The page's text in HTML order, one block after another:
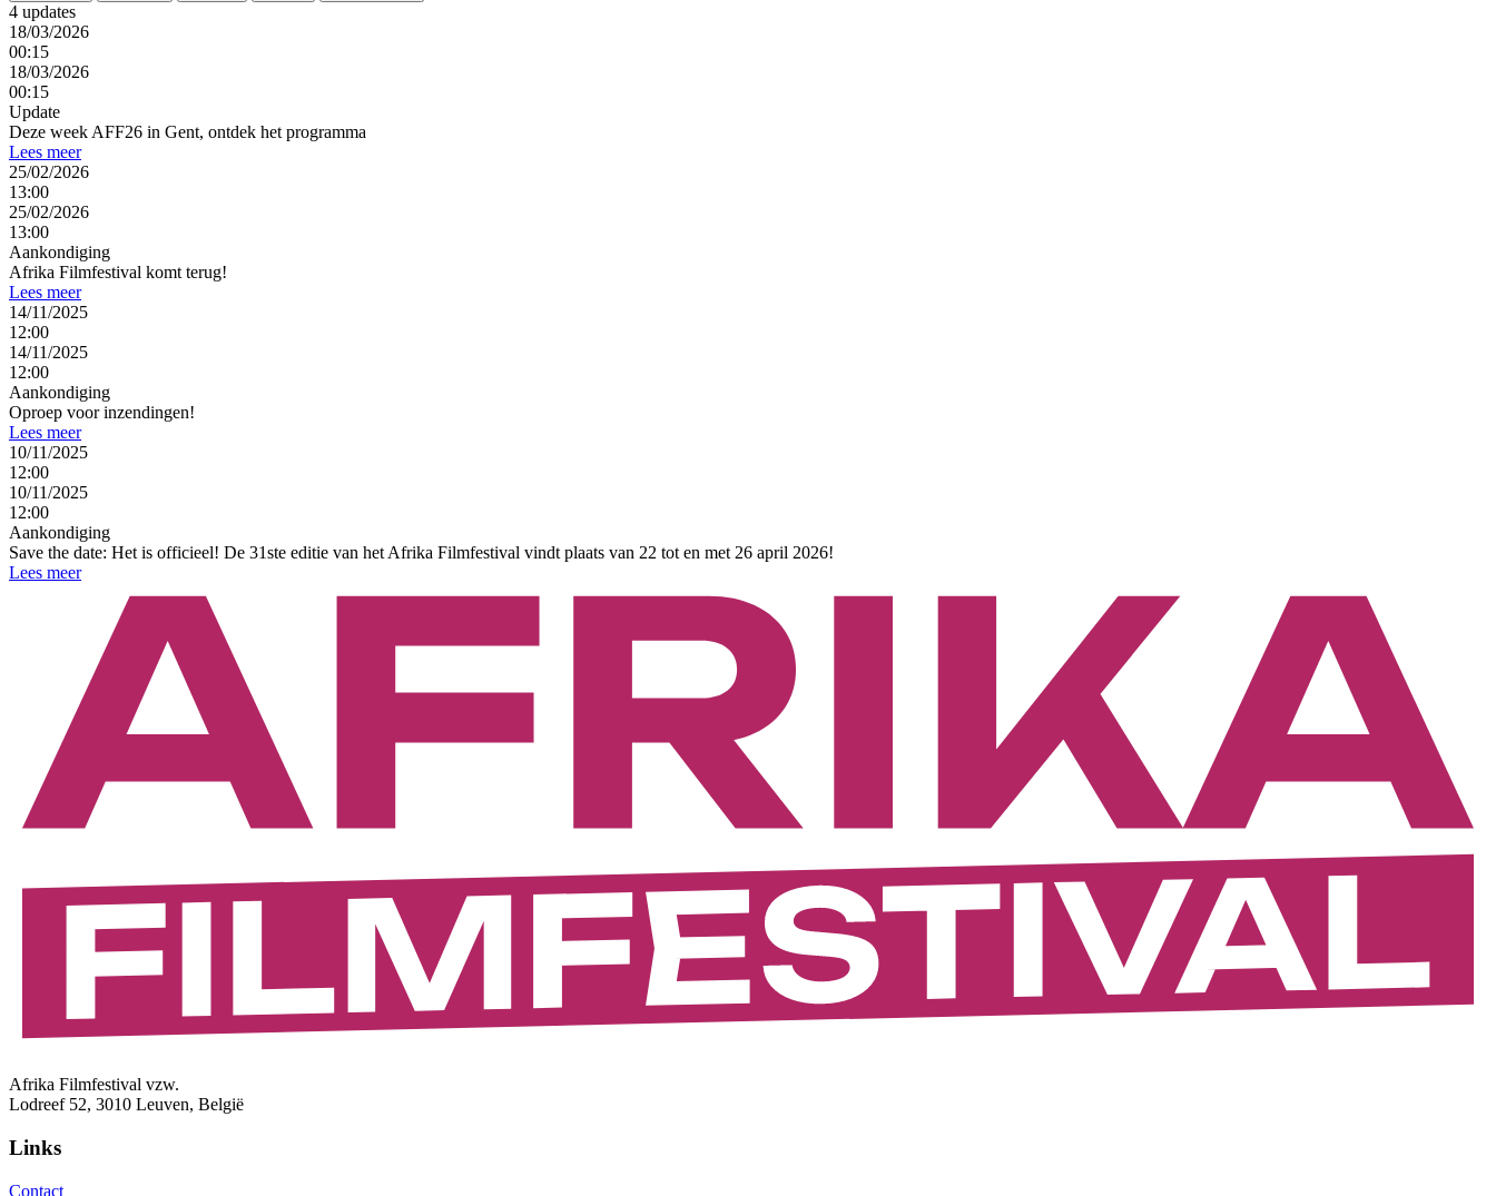
4 updates
18/03/2026
00:15
18/03/2026
00:15
Update
Deze week AFF26 in Gent, ontdek het programma
Lees meer
25/02/2026
13:00
25/02/2026
13:00
Aankondiging
Afrika Filmfestival komt terug!
Lees meer
14/11/2025
12:00
14/11/2025
12:00
Aankondiging
Oproep voor inzendingen!
Lees meer
10/11/2025
12:00
10/11/2025
12:00
Aankondiging
Save the date: Het is officieel! De 31ste editie van het Afrika Filmfestival vindt plaats van 22 tot en met 26 april 2026!
Lees meer
Afrika Filmfestival vzw.
Lodreef 52, 3010 Leuven, België
Links
Contact